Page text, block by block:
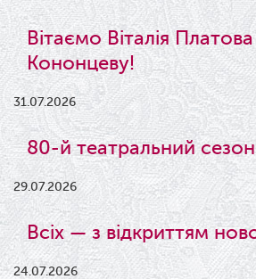
Вітаємо Віталія
Кононцеву!
31.07.2026
80-й театральний
29.07.2026
Всіх — з відкриттям
24.07.2026